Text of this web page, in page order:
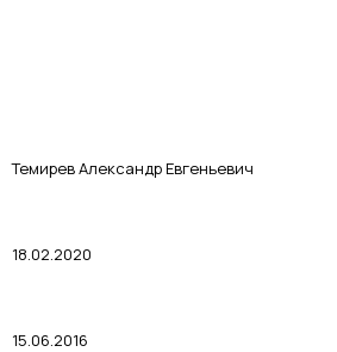
Темирев Александр Евгеньевич
18.02.2020
15.06.2016